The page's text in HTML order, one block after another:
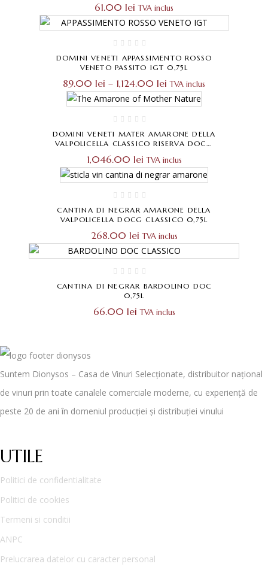
61.00 lei TVA inclus
DOMINI VENETI APPASSIMENTO ROSSO
VENETO PASSITO IGT 0,75L
89.00 lei – 1,124.00 lei Interval
de
prețuri:
la
1,124.00 lei
TVA inclus
DOMINI VENETI MATER AMARONE DELLA
VALPOLICELLA CLASSICO RISERVA DOCG
1,046.00 lei TVA inclus
CANTINA DI NEGRAR AMARONE DELLA
VALPOLICELLA DOCG CLASSICO 0,75L
268.00 lei TVA inclus
CANTINA DI NEGRAR BARDOLINO DOC
0,75L
66.00 lei TVA inclus
Suntem Dionysos – Casa de Vinuri Selecționate, distribuitor național
de vinuri prin toate canalele comerciale moderne, cu experiență de
peste 20 de ani în domeniul producției și distribuției vinului
UTILE
Politici de confidentialitate
Politici de cookies
Termeni si conditii
ANPC
Prelucrarea datelor cu caracter personal